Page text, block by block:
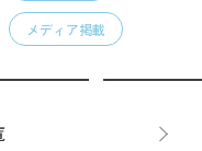
メディア掲載